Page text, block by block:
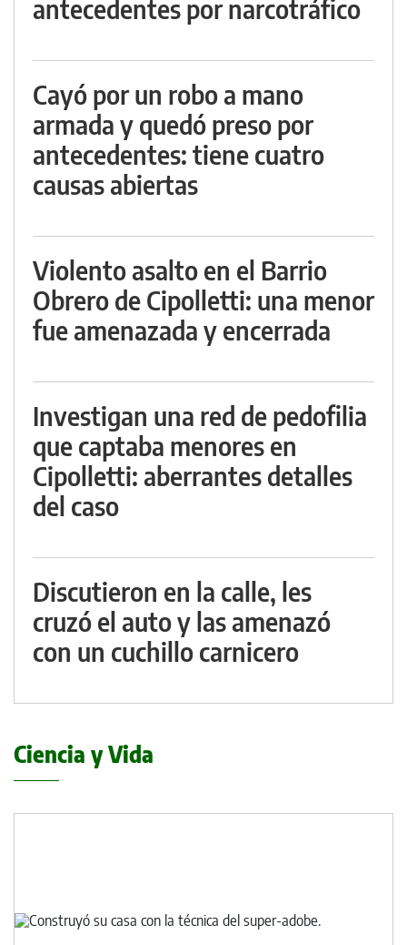
antecedentes por narcotráfico
Cayó por un robo a mano
armada y quedó preso por
antecedentes: tiene cuatro
causas abiertas
Violento asalto en el Barrio
Obrero de Cipolletti: una menor
fue amenazada y encerrada
Investigan una red de pedofilia
que captaba menores en
Cipolletti: aberrantes detalles
del caso
Discutieron en la calle, les
cruzó el auto y las amenazó
con un cuchillo carnicero
Ciencia y Vida